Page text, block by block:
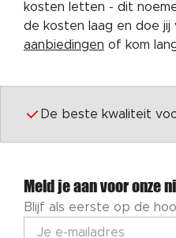
kosten letten - dit
de kosten laag en doe
aanbiedingen of kom
De beste kwaliteit
Meld je aan voor onze
Blijf als eerste op de